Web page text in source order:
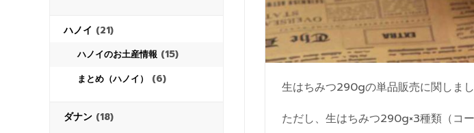
ハノイ (21)
ハノイのお土産情報 (15)
まとめ（ハノイ） (6)
ダナン (18)
生はちみつ290gの単品販売に関しま
ただし、生はちみつ290g×3種類（コ